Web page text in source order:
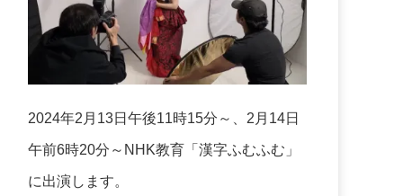
2024年2月13日午後11時15分～、2月14日
午前6時20分～NHK教育「漢字ふむふむ」
に出演します。